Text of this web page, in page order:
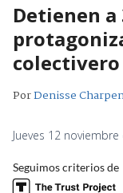
Detienen
colectivero
PorDenisse
Jueves 12
Seguimos criterios de